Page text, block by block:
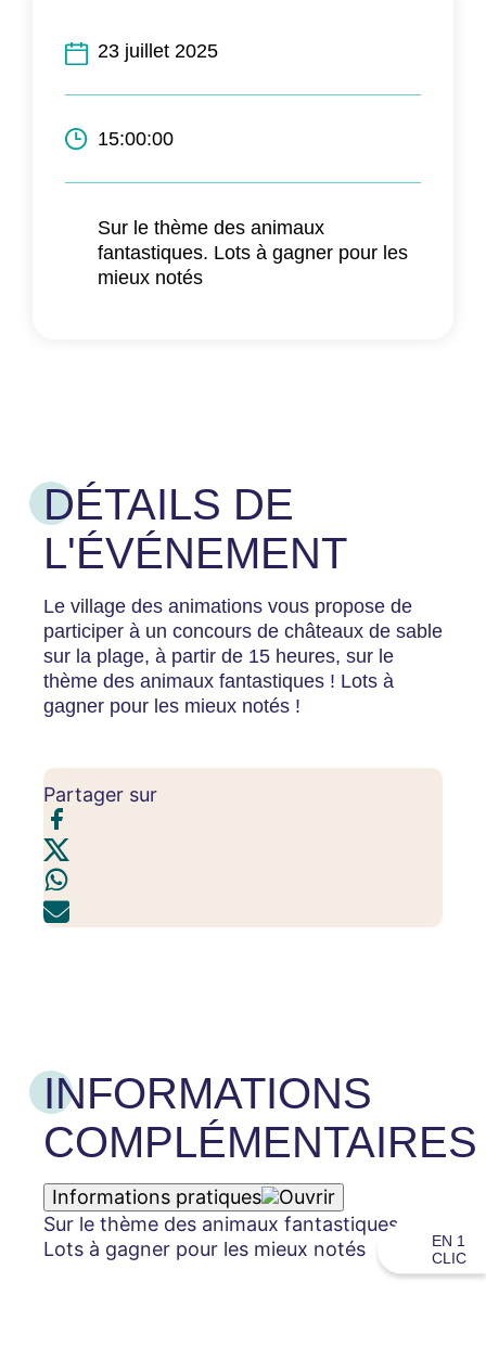
23 juillet 2025
15:00:00
Sur le thème des animaux
fantastiques. Lots à gagner pour les
mieux notés
DÉTAILS DE
L'ÉVÉNEMENT
Le village des animations vous propose de
participer à un concours de châteaux de sable
sur la plage, à partir de 15 heures, sur le
thème des animaux fantastiques ! Lots à
gagner pour les mieux notés !
Partager sur
INFORMATIONS
COMPLÉMENTAIRES
Informations pratiques
Sur le thème des animaux fantastiques.
Lots à gagner pour les mieux notés
EN 1
CLIC